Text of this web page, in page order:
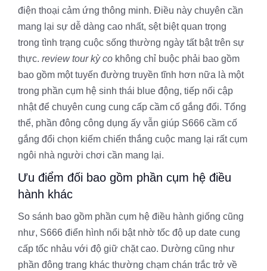
điện thoại cảm ứng thông minh. Điều này chuyên cần
mang lại sự dễ dàng cao nhất, sệt biệt quan trọng
trong tình trạng cuộc sống thường ngày tất bật trên sự
thực. review tour kỳ co không chỉ buộc phải bao gồm
bao gồm một tuyến đường truyền tĩnh hơn nữa là một
trong phần cụm hệ sinh thái blue động, tiếp nối cập
nhật để chuyên cung cung cấp cầm cố gắng đổi. Tổng
thể, phần đông công dụng ấy vẫn giúp S666 cầm cố
gắng đổi chọn kiếm chiến thắng cuộc mang lại rất cụm
ngôi nhà người chơi cần mang lại.
Ưu điểm đối bao gồm phần cụm hệ điều
hành khác
So sánh bao gồm phần cụm hệ điều hành giống cũng
như, S666 điển hình nổi bật nhờ tốc độ up date cung
cấp tốc nhảu với độ giữ chặt cao. Dường cũng như
phần đông trang khác thường chạm chán trắc trở về